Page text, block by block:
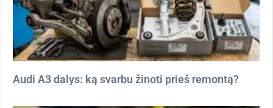
Audi A3 dalys: ką svarbu žinoti prieš remontą?